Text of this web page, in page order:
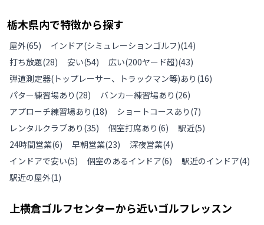
栃木県内で特徴から探す
屋外(65) インドア(シミュレーションゴルフ)(14)
打ち放題(28) 安い(54) 広い(200ヤード超)(43)
弾道測定器(トップレーサー、トラックマン等)あり (16)
パター練習場あり (28) バンカー練習場あり (26)
アプローチ練習場あり (18) ショートコースあり (7)
レンタルクラブあり (35) 個室打席あり (6) 駅近(5)
24時間営業(6) 早朝営業(23) 深夜営業(4)
インドアで安い(5) 個室のあるインドア(6) 駅近のインドア(4)
駅近の屋外(1)
上横倉ゴルフセンターから近いゴルフレッスン